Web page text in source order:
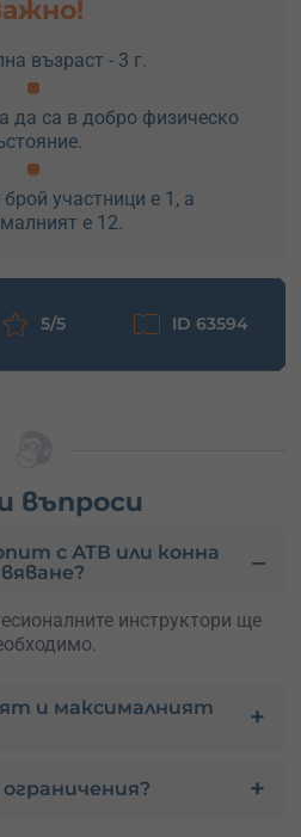
възраст - 3 г.
да са в добро физическо
участници е 1, а
е 12.
5/5 ID 63594
въпроси
с АТВ или конна
инструктори ще
и максималният